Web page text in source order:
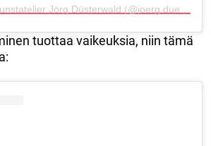
tuottaa vaikeuksia, niin tämä